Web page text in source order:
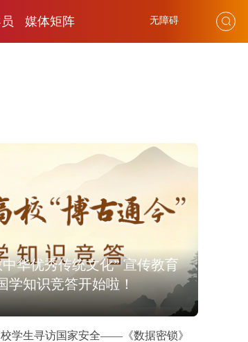
媒体矩阵 无障碍
中华优秀传统文化” 宣传教育
学知识竞答开始啦！
学生寻访国家安全——《数据密锁》